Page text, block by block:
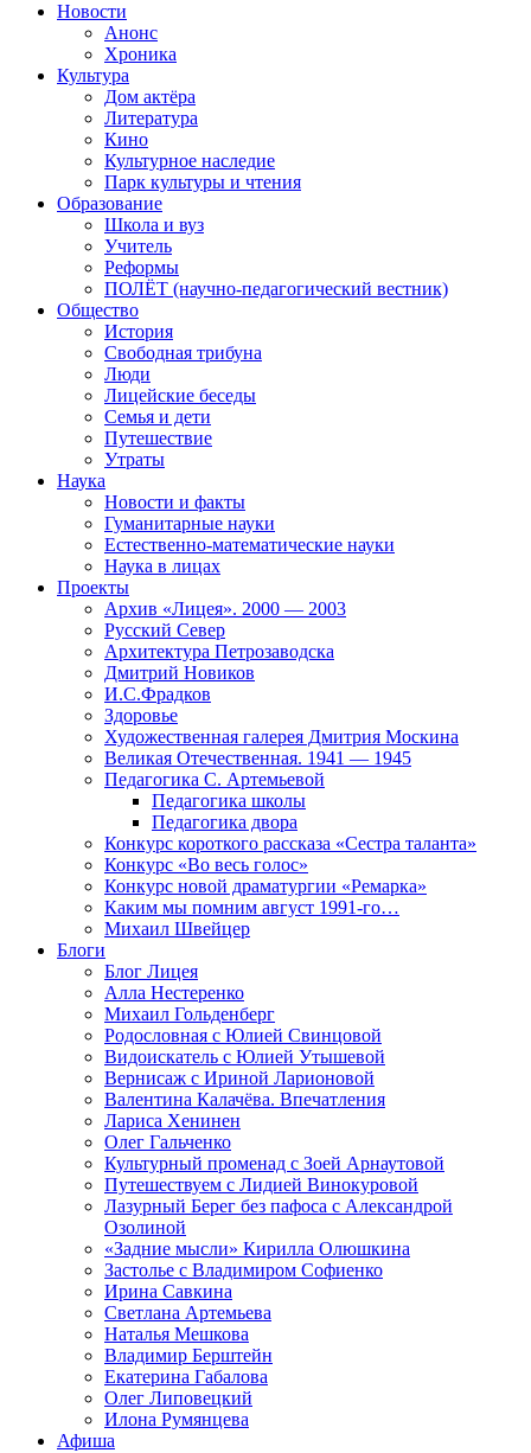
Новости
Анонс
Хроника
Культура
Дом актёра
Литература
Кино
Культурное наследие
Парк культуры и чтения
Образование
Школа и вуз
Учитель
Реформы
ПОЛЁТ (научно-педагогический вестник)
Общество
История
Свободная трибуна
Люди
Лицейские беседы
Семья и дети
Путешествие
Утраты
Наука
Новости и факты
Гуманитарные науки
Естественно-математические науки
Наука в лицах
Проекты
Архив «Лицея». 2000 — 2003
Русский Север
Архитектура Петрозаводска
Дмитрий Новиков
И.С.Фрадков
Здоровье
Художественная галерея Дмитрия Москина
Великая Отечественная. 1941 — 1945
Педагогика С. Артемьевой
Педагогика школы
Педагогика двора
Конкурс короткого рассказа «Сестра таланта»
Конкурс «Во весь голос»
Конкурс новой драматургии «Ремарка»
Каким мы помним август 1991-го…
Михаил Швейцер
Блоги
Блог Лицея
Алла Нестеренко
Михаил Гольденберг
Родословная с Юлией Свинцовой
Видоискатель с Юлией Утышевой
Вернисаж с Ириной Ларионовой
Валентина Калачёва. Впечатления
Лариса Хенинен
Олег Гальченко
Культурный променад с Зоей Арнаутовой
Путешествуем с Лидией Винокуровой
Лазурный Берег без пафоса с Александрой
Озолиной
«Задние мысли» Кирилла Олюшкина
Застолье с Владимиром Софиенко
Ирина Савкина
Светлана Артемьева
Наталья Мешкова
Владимир Берштейн
Екатерина Габалова
Олег Липовецкий
Илона Румянцева
Афиша